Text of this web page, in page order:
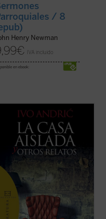
/ 8
Henry Newman
€ IVA incluido
en ebook:
(ver ficha)